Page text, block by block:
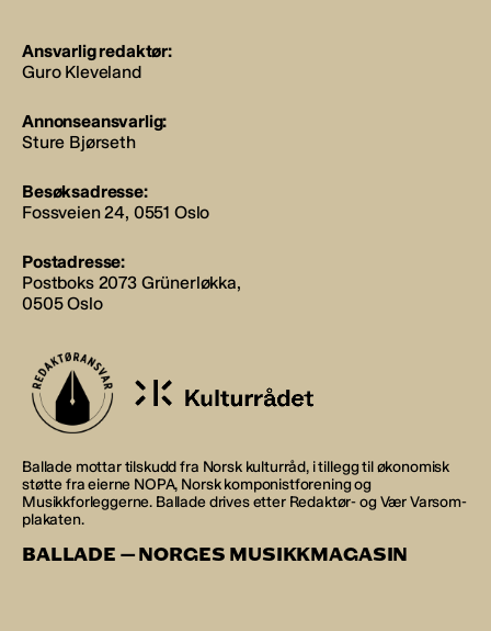
Ansvarlig redaktør:
Guro Kleveland
Annonseansvarlig:
Sture Bjørseth
Besøksadresse:
Fossveien 24, 0551 Oslo
Postadresse:
Postboks 2073 Grünerløkka,
0505 Oslo
Ballade mottar tilskudd fra Norsk kulturråd, i tillegg til økonomisk
støtte fra eierne NOPA, Norsk komponistforening og
Musikkforleggerne. Ballade drives etter Redaktør- og Vær Varsom-
plakaten.
BALLADE — NORGES MUSIKKMAGASIN